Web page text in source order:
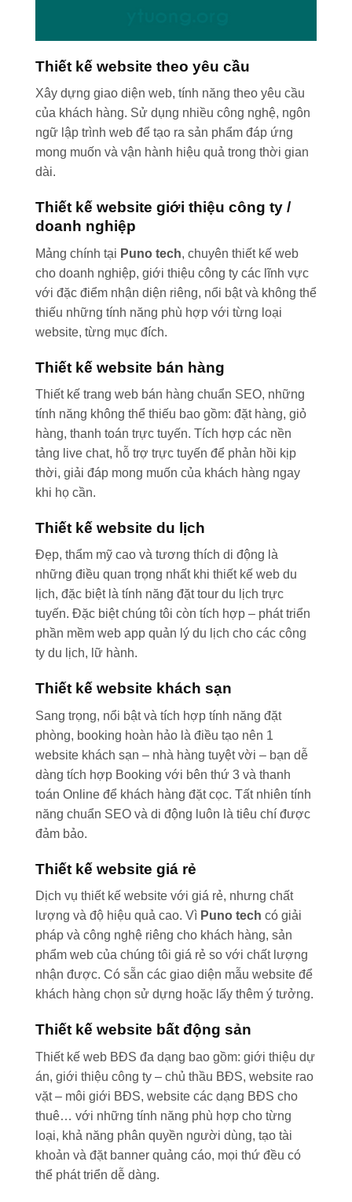
Thiết kế website theo yêu cầu
Xây dựng giao diện web, tính năng theo yêu cầu
của khách hàng. Sử dụng nhiều công nghệ, ngôn
ngữ lập trình web để tạo ra sản phẩm đáp ứng
mong muốn và vận hành hiệu quả trong thời gian
dài.
Thiết kế website giới thiệu công ty /
doanh nghiệp
Mảng chính tại Puno tech, chuyên thiết kế web
cho doanh nghiệp, giới thiệu công ty các lĩnh vực
với đặc điểm nhận diện riêng, nổi bật và không thể
thiếu những tính năng phù hợp với từng loại
website, từng mục đích.
Thiết kế website bán hàng
Thiết kế trang web bán hàng chuẩn SEO, những
tính năng không thể thiếu bao gồm: đặt hàng, giỏ
hàng, thanh toán trực tuyến. Tích hợp các nền
tảng live chat, hỗ trợ trực tuyến để phản hồi kịp
thời, giải đáp mong muốn của khách hàng ngay
khi họ cần.
Thiết kế website du lịch
Đẹp, thẩm mỹ cao và tương thích di động là
những điều quan trọng nhất khi thiết kế web du
lịch, đặc biệt là tính năng đặt tour du lịch trực
tuyến. Đặc biệt chúng tôi còn tích hợp – phát triển
phần mềm web app quản lý du lịch cho các công
ty du lịch, lữ hành.
Thiết kế website khách sạn
Sang trọng, nổi bật và tích hợp tính năng đặt
phòng, booking hoàn hảo là điều tạo nên 1
website khách sạn – nhà hàng tuyệt vời – bạn dễ
dàng tích hợp Booking với bên thứ 3 và thanh
toán Online để khách hàng đặt cọc. Tất nhiên tính
năng chuẩn SEO và di động luôn là tiêu chí được
đảm bảo.
Thiết kế website giá rẻ
Dịch vụ thiết kế website với giá rẻ, nhưng chất
lượng và độ hiệu quả cao. Vì Puno tech có giải
pháp và công nghệ riêng cho khách hàng, sản
phẩm web của chúng tôi giá rẻ so với chất lượng
nhận được. Có sẵn các giao diện mẫu website để
khách hàng chọn sử dựng hoặc lấy thêm ý tưởng.
Thiết kế website bất động sản
Thiết kế web BĐS đa dạng bao gồm: giới thiệu dự
án, giới thiệu công ty – chủ thầu BĐS, website rao
vặt – môi giới BĐS, website các dạng BĐS cho
thuê… với những tính năng phù hợp cho từng
loại, khả năng phân quyền người dùng, tạo tài
khoản và đặt banner quảng cáo, mọi thứ đều có
thể phát triển dễ dàng.